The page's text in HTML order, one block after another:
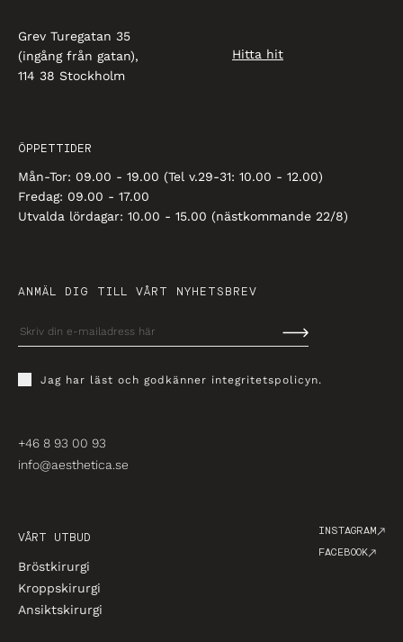
Grev Turegatan 35
(ingång från gatan),
114 38 Stockholm
Hitta hit
ÖPPETTIDER
Mån-Tor: 09.00 - 19.00 (Tel v.29-31: 10.00 - 12.00)
Fredag: 09.00 - 17.00
Utvalda lördagar: 10.00 - 15.00 (nästkommande 22/8)
ANMÄL DIG TILL VÅRT NYHETSBREV
Jag har läst och godkänner integritetspolicyn.
+46 8 93 00 93
info@aesthetica.se
VÅRT UTBUD
Bröstkirurgi
Kroppskirurgi
Ansiktskirurgi
INSTAGRAM
FACEBOOK